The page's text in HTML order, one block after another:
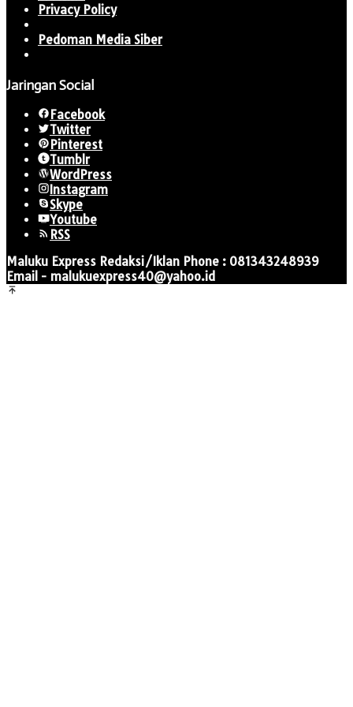
Privacy Policy
Pedoman Media Siber
Jaringan Social
Facebook
Twitter
Pinterest
Tumblr
WordPress
Instagram
Skype
Youtube
RSS
Maluku Express Redaksi/Iklan Phone : 081343248939
Email - malukuexpress40@yahoo.id